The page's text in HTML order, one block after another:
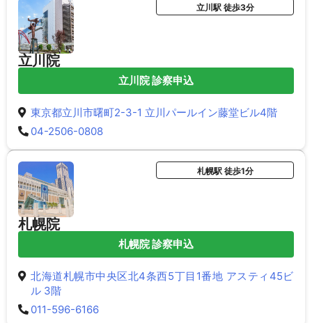
立川院
立川駅 徒歩3分
立川院 診察申込
東京都立川市曙町2-3-1 立川パールイン藤堂ビル4階
04-2506-0808
札幌院
札幌駅 徒歩1分
札幌院 診察申込
北海道札幌市中央区北4条西5丁目1番地 アスティ45ビ
ル 3階
011-596-6166